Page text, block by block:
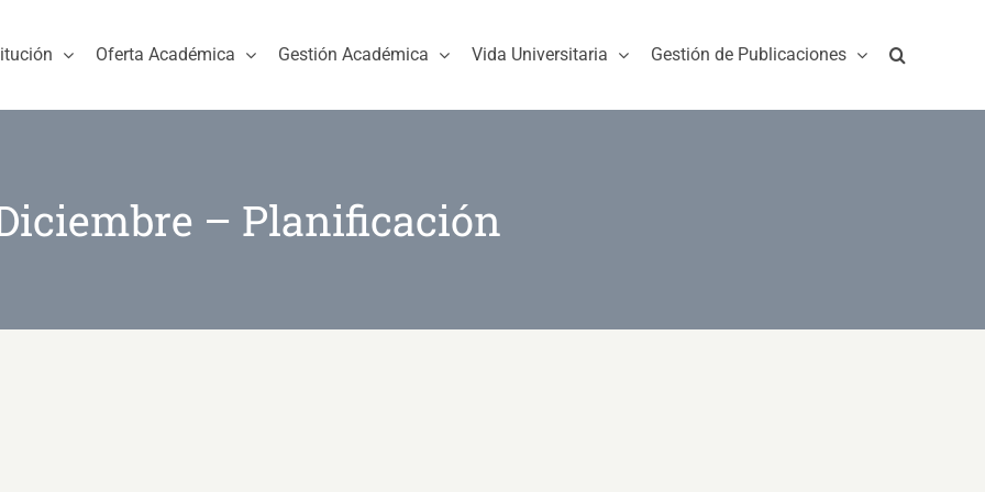
Oferta Académica Gestión Académica Vida Universitaria Gestión de Publicaciones
– Planificación